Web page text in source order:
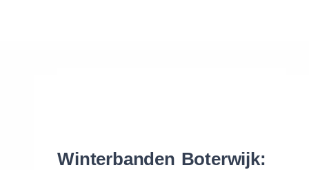
Winterbanden Boterwijk: